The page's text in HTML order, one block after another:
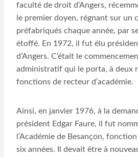
faculté de droit d’Angers,
le premier doyen, régnant sur un
préfabriqués chaque année, par
étoffé. En 1972, il fut élu
d’Angers. C’était le
administratif qui le porta, à deux
fonctions de recteur d’académie.
Ainsi, en janvier 1976, à la
président Edgar Faure, il fut
l’Académie de Besançon,
six années. Il devait être à